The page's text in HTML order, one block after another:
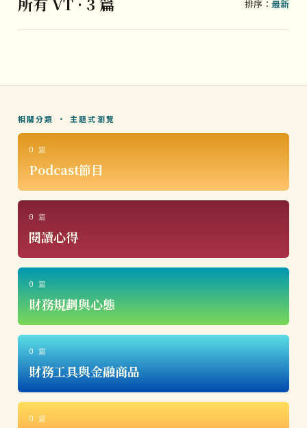
排序：最新
相關分類 · 主題式瀏覽
0 篇
Podcast節目
0 篇
閱讀心得
0 篇
財務規劃與心態
0 篇
財務工具與金融商品
0 篇